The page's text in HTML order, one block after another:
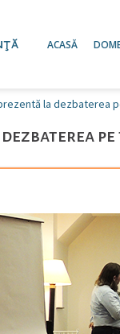
ACASĂ
la dezbaterea